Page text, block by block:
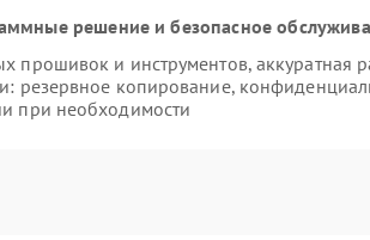
решение и безопасное
прошивок и инструментов, аккуратная
резервное копирование,
при необходимости